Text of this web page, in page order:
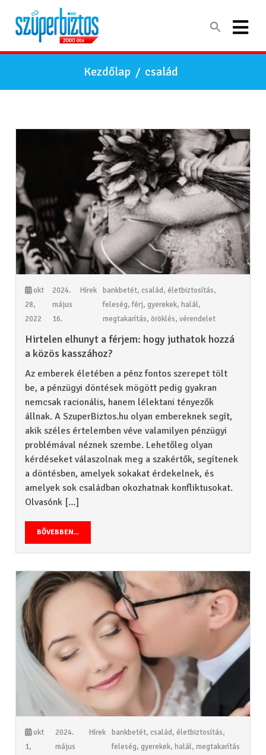
Kezdőlap / család
okt
28,
2022
2024.
május
16.
Hírek bankbetét, család, életbiztosítás,
feleség,férj, gyerekek, halál,
megtakarítás, öröklés, vérendelet
Hirtelen elhunyt a férjem: hogy juthatok hozzá
a közös kasszához?
Az emberek életében a pénz fontos szerepet tölt
be, a pénzügyi döntések mögött pedig gyakran
nemcsak racionális, hanem lélektani tényezők
állnak. A SzuperBiztos.hu olyan embereknek segít,
akik széles értelemben véve valamilyen pénzügyi
problémával néznek szembe. Lehetőleg olyan
kérdéseket válaszolnak meg a szakértők, segítenek
a döntésben, amelyek sokakat érdekelnek, és
amelyek sok családban okozhatnak konfliktusokat.
Olvasónk […]
BŐVEBBEN...
okt
1,
2024.
május
Hírek bankbetét, család, életbiztosítás,
feleség, gyerekek, halál, megtakarítás